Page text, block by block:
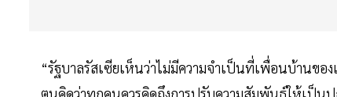
“รัฐบาลรัสเซียเห็นว่าไม่มีความจำเป็นที่เพื่อนบ้านขอ